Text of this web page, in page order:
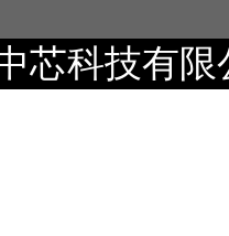
芯科技有